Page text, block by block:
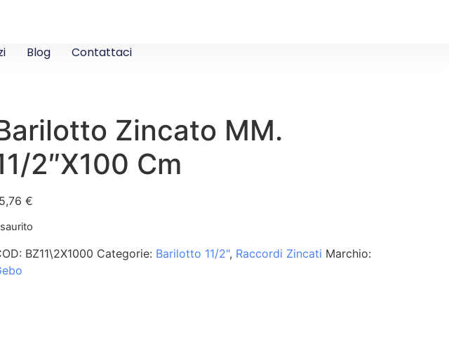
Blog Contattaci
Zincato MM.
2″X100 Cm
€
BZ11\2X1000 Categorie: Barilotto 11/2", Raccordi Zincati Marchio: